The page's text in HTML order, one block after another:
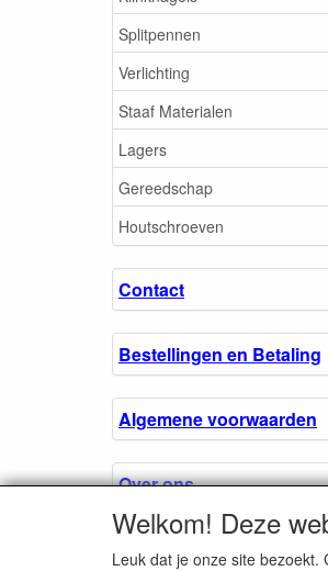
Splitpennen
Verlichting
Staaf Materialen
Lagers
Gereedschap
Houtschroeven
Contact
Bestellingen en Betaling
Algemene voorwaarden
Over ons.
Privacyverklaring
Welkom! Deze
Leuk dat je onze site